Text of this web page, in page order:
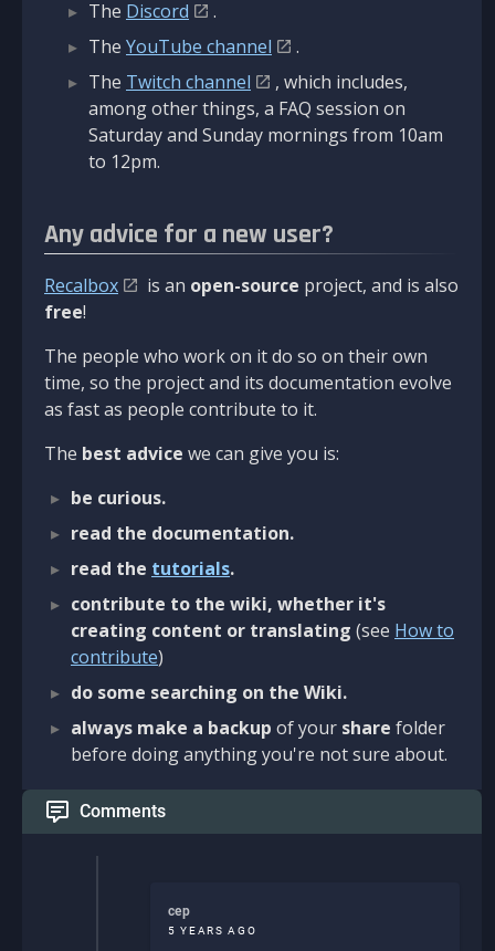
The Discord
.
The YouTube channel
.
The Twitch channel
, which includes,
among other things, a FAQ session on
Saturday and Sunday mornings from 10am
to 12pm.
Any advice for a new user?
Recalbox is an open-source project, and is also
free!
The people who work on it do so on their own
time, so the project and its documentation evolve
as fast as people contribute to it.
The best advice we can give you is:
be curious.
read the documentation.
read the tutorials.
contribute to the wiki, whether it's
creating content or translating (see How to
contribute)
do some searching on the Wiki.
always make a backup of your share folder
before doing anything you're not sure about.
Comments
cep
5 YEARS AGO